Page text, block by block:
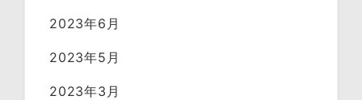
2023年6月
2023年5月
2023年3月